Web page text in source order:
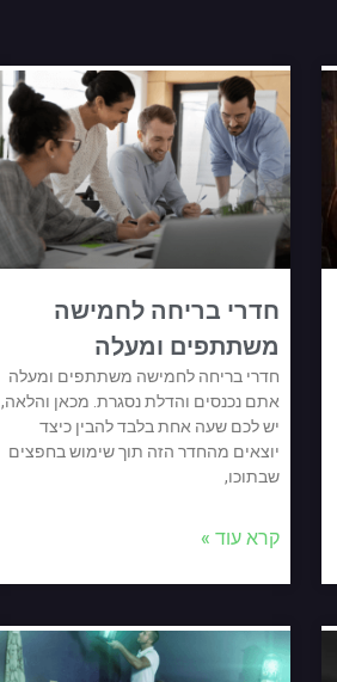
חדרי בריחה לחמישה
משתתפים ומעלה
חדרי בריחה לחמישה משתתפים ומעלה
אתם נכנסים והדלת נסגרת. מכאן והלאה,
יש לכם שעה אחת בלבד להבין כיצד
יוצאים מהחדר הזה תוך שימוש בחפצים
שבתוכו,
קרא עוד »